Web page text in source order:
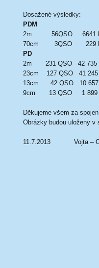
Dosažené výsledky:
PDM
2m 56QSO 6641
70cm 3QSO 229
PD
2m 231 QSO 42
23cm 127 QSO 41
13cm 42 QSO 10
9cm 13 QSO 1
Děkujeme všem za
Obrázky budou uloženy v
11.7.2013 Vojta –